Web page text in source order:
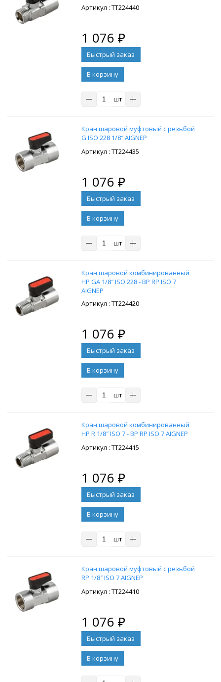
: ТТ224440
1 076 ₽
В корзину
шт
Кран шаровой муфтовый с резьбой
G ISO 228 1/8″ AIGNEP
: ТТ224435
1 076 ₽
В корзину
шт
Кран шаровой комбинированный
НР GA 1/8″ ISO 228 - ВР RP ISO 7
AIGNEP
: ТТ224420
1 076 ₽
В корзину
шт
Кран шаровой комбинированный
НР R 1/8″ ISO 7 - ВР RP ISO 7 AIGNEP
: ТТ224415
1 076 ₽
В корзину
шт
Кран шаровой муфтовый с резьбой
RP 1/8″ ISO 7 AIGNEP
: ТТ224410
1 076 ₽
В корзину